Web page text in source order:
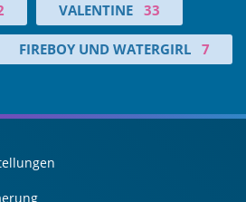
VALENTINE 33
FIREBOY UND WATERGIRL 7